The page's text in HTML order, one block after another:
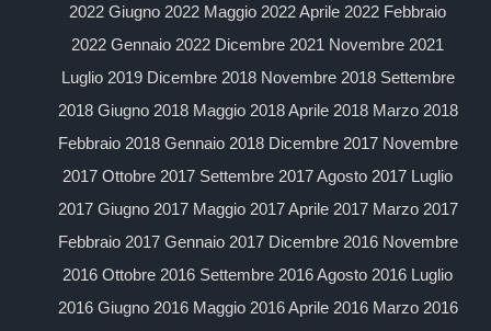
2022 Giugno 2022 Maggio 2022 Aprile 2022 Febbraio
2022 Gennaio 2022 Dicembre 2021 Novembre 2021
Luglio 2019 Dicembre 2018 Novembre 2018 Settembre
2018 Giugno 2018 Maggio 2018 Aprile 2018 Marzo 2018
Febbraio 2018 Gennaio 2018 Dicembre 2017 Novembre
2017 Ottobre 2017 Settembre 2017 Agosto 2017 Luglio
2017 Giugno 2017 Maggio 2017 Aprile 2017 Marzo 2017
Febbraio 2017 Gennaio 2017 Dicembre 2016 Novembre
2016 Ottobre 2016 Settembre 2016 Agosto 2016 Luglio
2016 Giugno 2016 Maggio 2016 Aprile 2016 Marzo 2016